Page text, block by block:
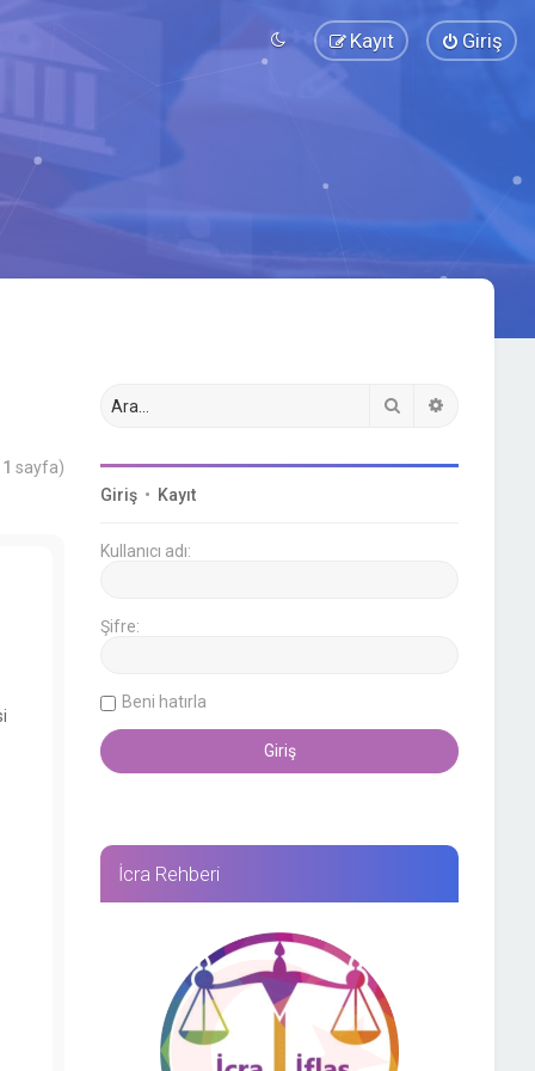
Giriş
Kayıt
1 sayfa)
Ara
Giriş • Kayıt
Kullanıcı adı:
Şifre:
Beni hatırla
İcra Rehberi